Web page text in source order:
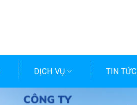
DỊCH VỤ TIN TỨC